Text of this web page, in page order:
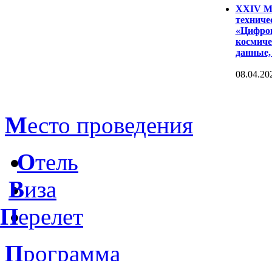
XXIV
данные,
Место проведения
Отель
Виза
Перелет
Программа